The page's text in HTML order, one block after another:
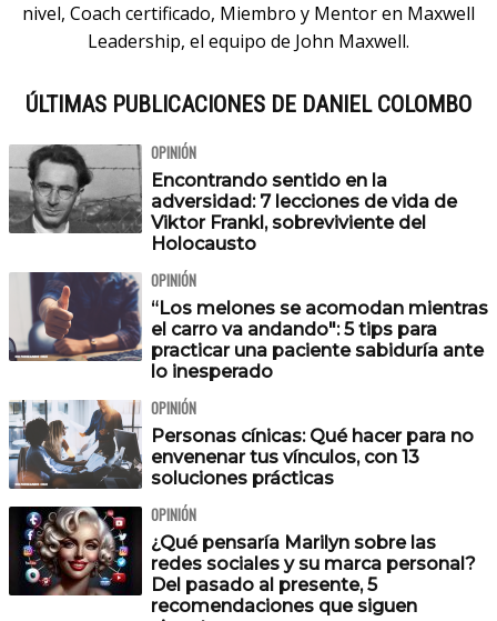
nivel, Coach certificado, Miembro y Mentor en Maxwell
Leadership, el equipo de John Maxwell.
ÚLTIMAS PUBLICACIONES DE DANIEL COLOMBO
OPINIÓN
Encontrando sentido en la
adversidad: 7 lecciones de vida de
Viktor Frankl, sobreviviente del
Holocausto
OPINIÓN
“Los melones se acomodan mientras
el carro va andando": 5 tips para
practicar una paciente sabiduría ante
lo inesperado
OPINIÓN
Personas cínicas: Qué hacer para no
envenenar tus vínculos, con 13
soluciones prácticas
OPINIÓN
¿Qué pensaría Marilyn sobre las
redes sociales y su marca personal?
Del pasado al presente, 5
recomendaciones que siguen